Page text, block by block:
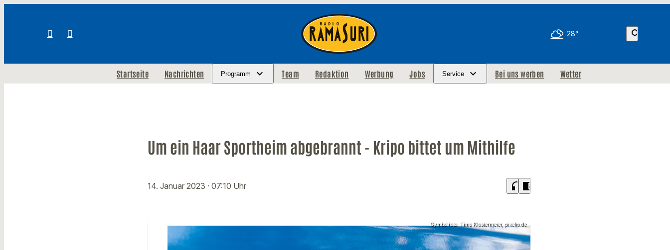
28° search
Startseite Nachrichten Programm Team Redaktion Werbung Jobs Service Bei uns werben Wetter
Um ein Haar Sportheim abgebrannt - Kripo bittet um Mithilfe
14. Januar 2023 · 07:10 Uhr headphones chrome_reader_mode
Symbolfoto: Timo Klostermeier, pixelio.de